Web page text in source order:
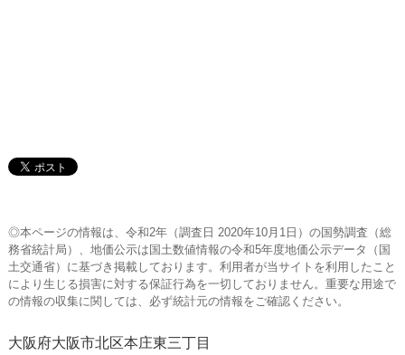
◎本ページの情報は、令和2年（調査日 2020年10月1日）の国勢調査（総
務省統計局）、地価公示は国土数値情報の令和5年度地価公示データ（国
土交通省）に基づき掲載しております。利用者が当サイトを利用したこと
により生じる損害に対する保証行為を一切しておりません。重要な用途で
の情報の収集に関しては、必ず統計元の情報をご確認ください。
大阪府大阪市北区本庄東三丁目